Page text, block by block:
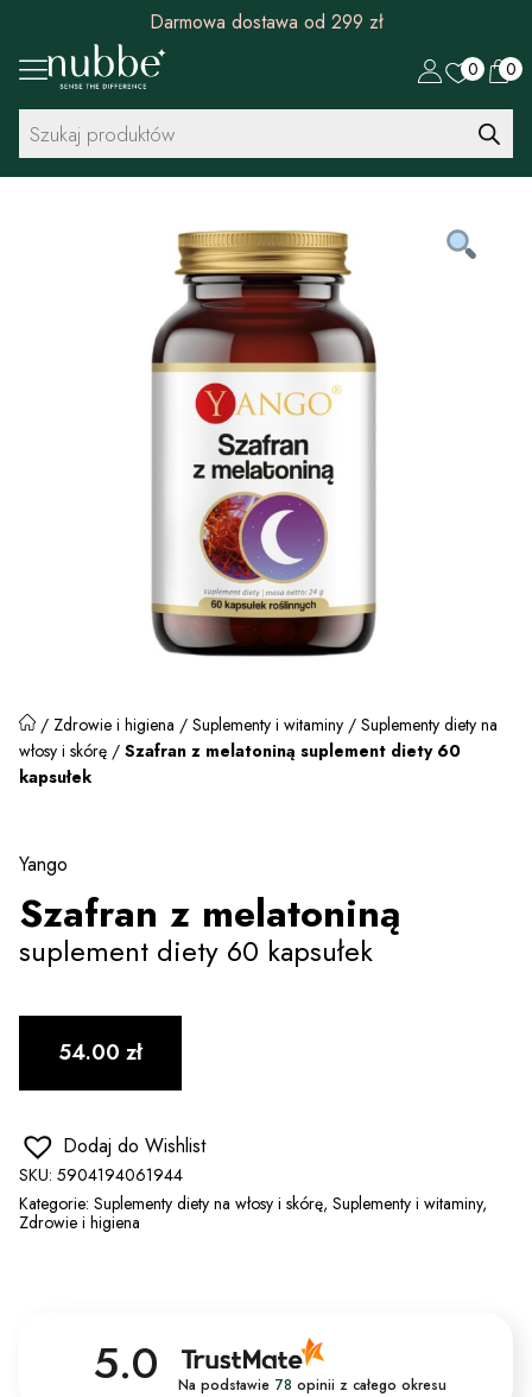
Rabat 30 zł na pierwszy zakup od 299 zł
0 0
Wyszukiwarka
produktów
/ Zdrowie i higiena / Suplementy i witaminy / Suplementy diety na
włosy i skórę / Szafran z melatoniną suplement diety 60
kapsułek
Yango
Szafran z melatoniną
suplement diety 60 kapsułek
54.00 zł
Dodaj do Wishlist
SKU: 5904194061944
Kategorie: Suplementy diety na włosy i skórę, Suplementy i witaminy,
Zdrowie i higiena
5.0 Na podstawie 78 opinii z całego okresu